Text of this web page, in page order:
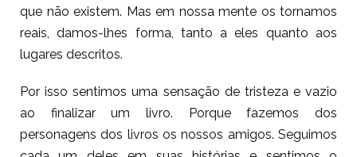
que não existem. Mas em nossa mente os tornamos
reais, damos-lhes forma, tanto a eles quanto aos
lugares descritos.
Por isso sentimos uma sensação de tristeza e vazio
ao finalizar um livro. Porque fazemos dos
personagens dos livros os nossos amigos. Seguimos